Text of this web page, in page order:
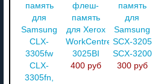
память
для
Samsung
CLX-
3305fw
CLX-
3305fn,
флеш-
память
для Xerox
WorkCentre
3025BI
400 руб
память
для
Samsung
SCX-3205
SCX-3200
300 руб